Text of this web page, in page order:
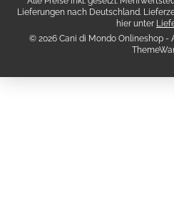
Lieferungen nach Deutschland.
hier unter
© 2026 Cani di Mondo Onlineshop -